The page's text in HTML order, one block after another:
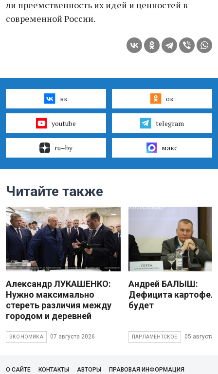
ли преемственность их идей и ценностей в
современной России.
вк ок
youtube telegram
ru–by макс
Читайте также
Александр ЛУКАШЕНКО:
Нужно максимально
стереть различия между
городом и деревней
ЭКОНОМИКА 07 августа 2026
Андрей БАЛЫШ:
Дефицита
будет
ПАРЛАМЕНТСКОЕ 05 августа
О САЙТЕ КОНТАКТЫ АВТОРЫ ПРАВОВАЯ ИНФОРМАЦИЯ